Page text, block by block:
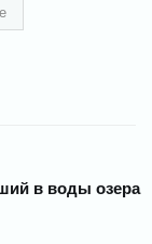
в воды озера